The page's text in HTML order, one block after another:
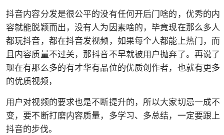
抖音内容分发是很公平的没有任何开后门啥的，优秀的内
容就能脱颖而出，没有人为因素啥的，毕竟现在那么多人
都玩抖音，都在抖音发视频，如果每个人都能上热门，而
且内容质量不过关，那抖音不早就被用户抛弃了。再说了
现在有那么多的有才华有品位的优质创作者，也就有更多
的优质视频，
用户对视频的要求也是不断提升的，所以大家切忌一成不
变，要不断打磨内容质量，多学习、多总结，一定要跟上
抖音的步伐。